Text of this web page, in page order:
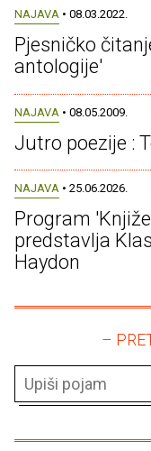
NAJAVA • 08.03.2022.
Pjesničko
antologije'
NAJAVA • 08.05.2009.
Jutro poezije :
NAJAVA • 25.06.2026.
Program
predstavlja
Haydon
–